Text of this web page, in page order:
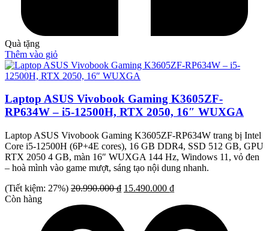
Quà tặng
Thêm vào giỏ
Laptop ASUS Vivobook Gaming K3605ZF-
RP634W – i5-12500H, RTX 2050, 16″ WUXGA
Laptop ASUS Vivobook Gaming K3605ZF-RP634W trang bị Intel
Core i5-12500H (6P+4E cores), 16 GB DDR4, SSD 512 GB, GPU
RTX 2050 4 GB, màn 16″ WUXGA 144 Hz, Windows 11, vỏ đen
– hoà mình vào game mượt, sáng tạo nội dung nhanh.
(Tiết kiệm: 27%) 20.990.000₫ Giá
20.990.000 ₫.
15.490.000 ₫Giá
tại
Còn hàng